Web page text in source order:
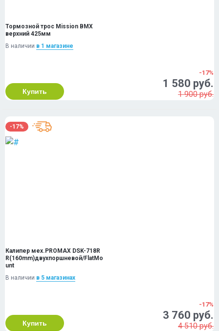
Тормозной трос Mission BMX
верхний 425мм
В наличии в 1 магазинe
Купить
-17%
1 580 руб.
1 900 руб.
-17%
Калипер мех.PROMAX DSK-718R
R(160mm)двухпоршневой/FlatMo
unt
В наличии в 5 магазинах
Купить
-17%
3 760 руб.
4 510 руб.